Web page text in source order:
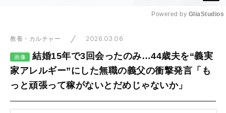
Powered by GliaStudios
教養・カルチャー 2026.03.06
画像
結婚15年で3回会ったのみ…44歳夫を“義実
家アレルギー”にした無職の義父の衝撃発言「も
っと頑張って稼がないとだめじゃないか」